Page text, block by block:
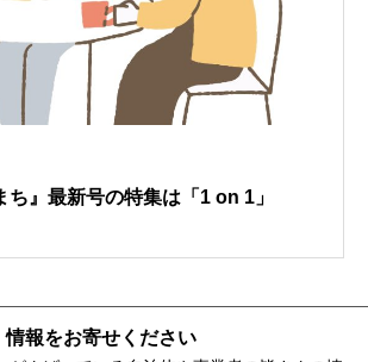
ち』最新号の特集は「1 on 1」
情報をお寄せください